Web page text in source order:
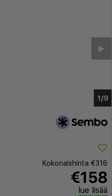
1/4
▶︎
Kokonaishinta €316
€158
lue lisää